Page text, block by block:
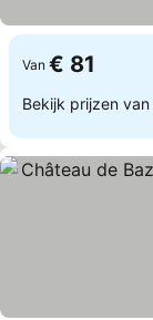
Van € 81
Bekijk prijzen van